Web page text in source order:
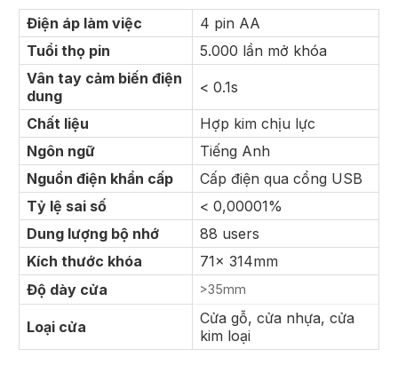
Điện áp làm việc
4 pin AA
Tuổi thọ pin
5.000 lần mở khóa
Vân tay cảm biến điện
dung
< 0.1s
Chất liệu
Hợp kim chịu lực
Ngôn ngữ
Tiếng Anh
Nguồn điện khẩn cấp
Cấp điện qua cổng USB
Tỷ lệ sai số
< 0,00001%
Dung lượng bộ nhớ
88 users
Kích thước khóa
71x 314mm
Độ dày cửa
>35mm
Loại cửa
Cửa gỗ, cửa nhựa, cửa
kim loại